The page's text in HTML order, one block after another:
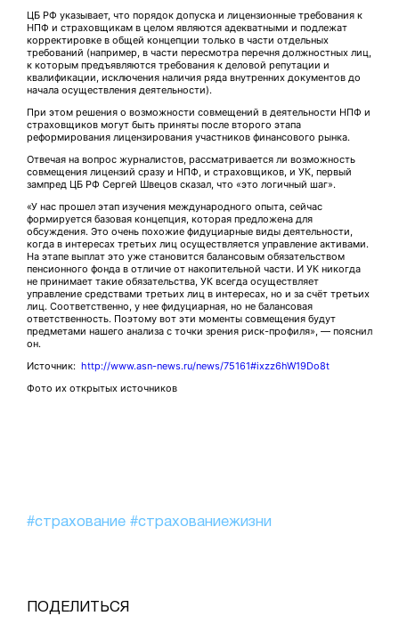
ЦБ РФ указывает, что порядок допуска и лицензионные требования к
НПФ и страховщикам в целом являются адекватными и подлежат
корректировке в общей концепции только в части отдельных
требований (например, в части пересмотра перечня должностных лиц,
к которым предъявляются требования к деловой репутации и
квалификации, исключения наличия ряда внутренних документов до
начала осуществления деятельности).
При этом решения о возможности совмещений в деятельности НПФ и
страховщиков могут быть приняты после второго этапа
реформирования лицензирования участников финансового рынка.
Отвечая на вопрос журналистов, рассматривается ли возможность
совмещения лицензий сразу и НПФ, и страховщиков, и УК, первый
зампред ЦБ РФ Сергей Швецов сказал, что «это логичный шаг».
«У нас прошел этап изучения международного опыта, сейчас
формируется базовая концепция, которая предложена для
обсуждения. Это очень похожие фидуциарные виды деятельности,
когда в интересах третьих лиц осуществляется управление активами.
На этапе выплат это уже становится балансовым обязательством
пенсионного фонда в отличие от накопительной части. И УК никогда
не принимает такие обязательства, УК всегда осуществляет
управление средствами третьих лиц в интересах, но и за счёт третьих
лиц. Соответственно, у нее фидуциарная, но не балансовая
ответственность. Поэтому вот эти моменты совмещения будут
предметами нашего анализа с точки зрения риск-профиля», — пояснил
он.
Источник: http://www.asn-news.ru/news/75161#ixzz6hW19Do8t
Фото их открытых источников
#страхование #страхованиежизни
ПОДЕЛИТЬСЯ